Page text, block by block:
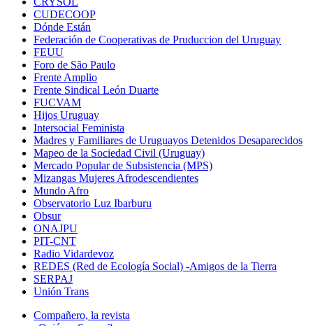
CUDECOOP
Dónde Están
Federación de Cooperativas de Pruduccion del Uruguay
FEUU
Foro de São Paulo
Frente Amplio
Frente Sindical León Duarte
FUCVAM
Hijos Uruguay
Intersocial Feminista
Madres y Familiares de Uruguayos Detenidos Desaparecidos
Mapeo de la Sociedad Civil (Uruguay)
Mercado Popular de Subsistencia (MPS)
Mizangas Mujeres Afrodescendientes
Mundo Afro
Observatorio Luz Ibarburu
Obsur
ONAJPU
PIT-CNT
Radio Vidardevoz
REDES (Red de Ecología Social) -Amigos de la Tierra
SERPAJ
Unión Trans
Compañero, la revista